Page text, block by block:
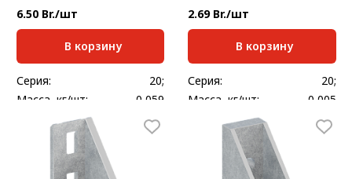
Услуги дополнительной обработки профиля
6.50 Br./шт
В корзину
Серия:
20;
Масса, кг/шт:
0,059
Толщина, мм:
2,5
2.69 Br./шт
В корзину
Серия:
20;
Масса, кг/шт:
0,005